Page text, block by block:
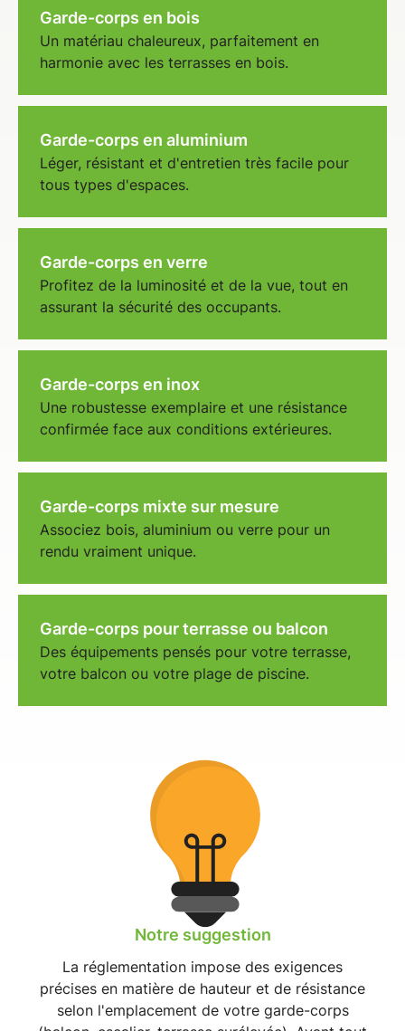
Garde-corps en bois
Un matériau chaleureux, parfaitement en
harmonie avec les terrasses en bois.
Garde-corps en aluminium
Léger, résistant et d'entretien très facile pour
tous types d'espaces.
Garde-corps en verre
Profitez de la luminosité et de la vue, tout en
assurant la sécurité des occupants.
Garde-corps en inox
Une robustesse exemplaire et une résistance
confirmée face aux conditions extérieures.
Garde-corps mixte sur mesure
Associez bois, aluminium ou verre pour un
rendu vraiment unique.
Garde-corps pour terrasse ou balcon
Des équipements pensés pour votre terrasse,
votre balcon ou votre plage de piscine.
Notre suggestion
La réglementation impose des exigences
précises en matière de hauteur et de résistance
selon l'emplacement de votre garde-corps